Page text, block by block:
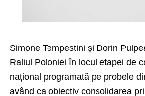
Simone Tempestini și Dorin
Raliul Poloniei în locul etapei de
național programată pe probele
având ca obiectiv consolidarea